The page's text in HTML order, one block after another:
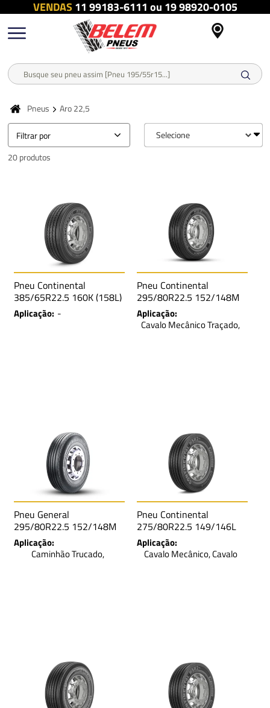
VENDAS 11 99183-6111 ou 19 98920-0105
Pneus Aro 22,5
Filtrar por
20 produtos
Pneu Continental
385/65R22.5 160K (158L)
TL HTR2 US LRL 20L
Aplicação: -
Pneu Continental
295/80R22.5 152/148M
TL HSL2+ ECO-PLUS SA
LRH PR16
Aplicação:
Cavalo Mecânico Traçado,
Pneu General
295/80R22.5 152/148M
TL GENERAL RA SA LRH
16L
Aplicação:
Caminhão Trucado,
Pneu Continental
275/80R22.5 149/146L
TL HSR2 SA LRH 16L
Aplicação:
Cavalo Mecânico, Cavalo